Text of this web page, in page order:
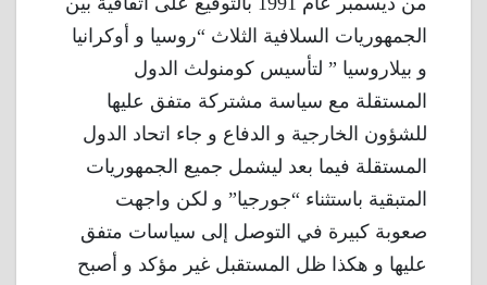
الجمهوريات السلافية الثلاث “روسيا و أوكرانيا
و بيلاروسيا ” لتأسيس كومنولث الدول
المستقلة مع سياسة مشتركة متفق عليها
للشؤون الخارجية و الدفاع و جاء اتحاد الدول
المستقلة فيما بعد ليشمل جميع الجمهوريات
المتبقية باستثناء “جورجيا” و لكن واجهت
صعوبة كبيرة في التوصل إلى سياسات متفق
عليها و هكذا ظل المستقبل غير مؤكد و أصبح